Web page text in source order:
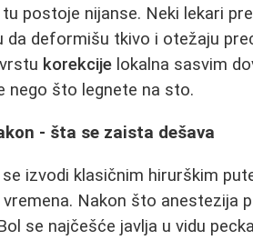
postoje nijanse. Neki lekari
da deformišu tkivo i otežaju
korekcije lokalna sasvim
nego što legnete na sto.
- šta se zaista dešava
izvodi klasičnim hirurškim
Nakon što anestezija
se najčešće javlja u vidu